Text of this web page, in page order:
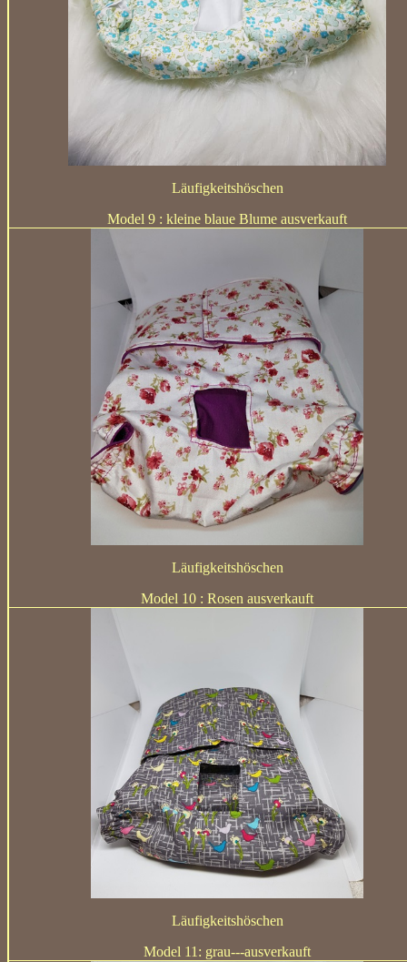
Läufigkeitshöschen
Model 9 : kleine blaue Blume ausverkauft
Läufigkeitshöschen
Model 10 : Rosen ausverkauft
Läufigkeitshöschen
Model 11: grau---ausverkauft